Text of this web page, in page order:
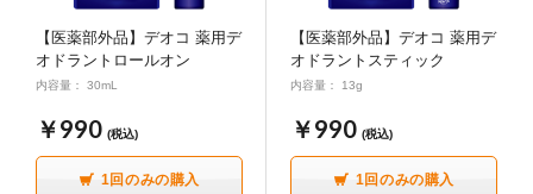
【医薬部外品】デオコ 薬用デ
オドラントロールオン
内容量： 30mL
￥990 (税込)
1回のみの購入
【医薬部外品】デオコ 薬用デ
オドラントスティック
内容量： 13g
￥990 (税込)
1回のみの購入